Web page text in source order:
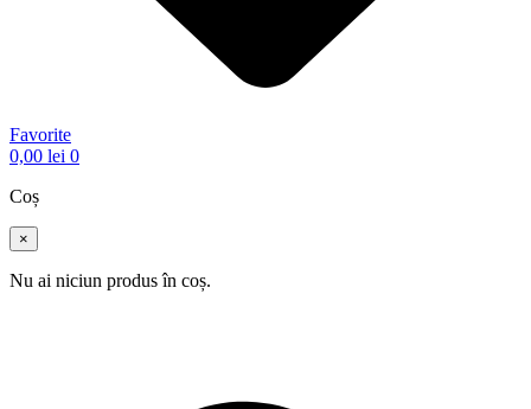
Favorite
0,00 lei 0
Coș
×
Nu ai niciun produs în coș.